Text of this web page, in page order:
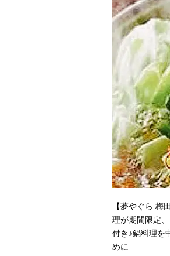
【夢やぐら
理が期間限定
付き♪鍋料理を
めに